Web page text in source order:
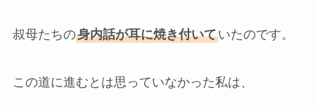
叔母たちの身内話が耳に焼き付いていたのです。
この道に進むとは思っていなかった私は、